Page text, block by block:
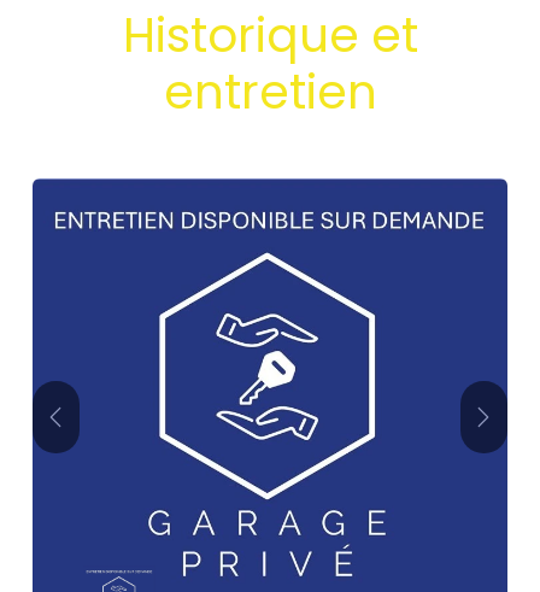
Historique et
entretien
Précédent